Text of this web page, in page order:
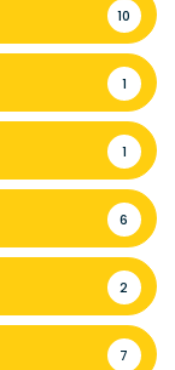
10
1
1
6
2
7